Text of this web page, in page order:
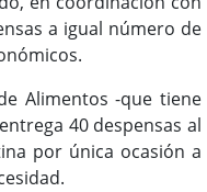
a igual número de
Alimentos -que tiene
40 despensas al
por única ocasión a